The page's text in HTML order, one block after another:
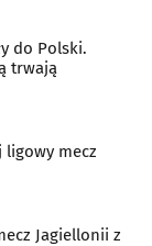
do Polski.
trwają
ligowy mecz
Jagiellonii z